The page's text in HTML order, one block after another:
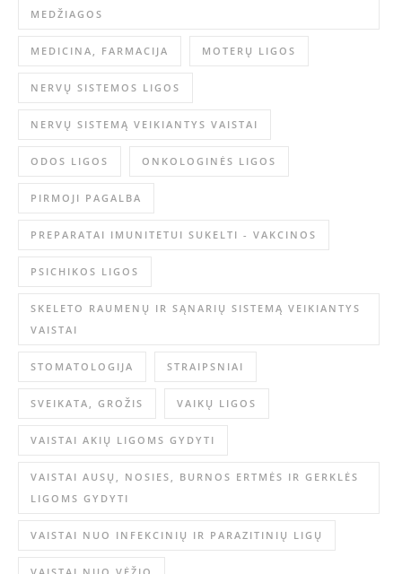
MEDŽIAGOS
MEDICINA, FARMACIJA MOTERŲ LIGOS
NERVŲ SISTEMOS LIGOS
NERVŲ SISTEMĄ VEIKIANTYS VAISTAI
ODOS LIGOS ONKOLOGINĖS LIGOS
PIRMOJI PAGALBA
PREPARATAI IMUNITETUI SUKELTI - VAKCINOS
PSICHIKOS LIGOS
SKELETO RAUMENŲ IR SĄNARIŲ SISTEMĄ VEIKIANTYS
VAISTAI
STOMATOLOGIJA STRAIPSNIAI
SVEIKATA, GROŽIS VAIKŲ LIGOS
VAISTAI AKIŲ LIGOMS GYDYTI
VAISTAI AUSŲ, NOSIES, BURNOS ERTMĖS IR GERKLĖS
LIGOMS GYDYTI
VAISTAI NUO INFEKCINIŲ IR PARAZITINIŲ LIGŲ